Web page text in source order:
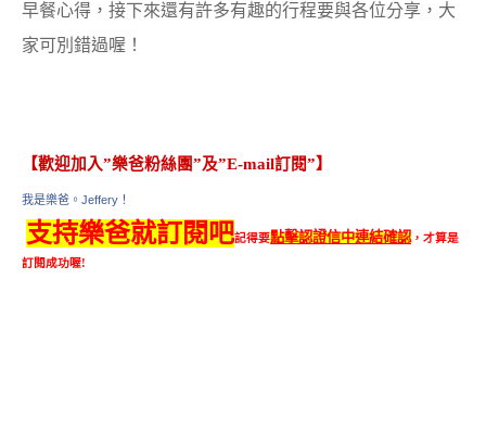
早餐心得，接下來還有許多有趣的行程要與各位分享，大
家可別錯過喔！
【歡迎加入”樂爸粉絲團”及”E-mail訂閱”】
我是樂爸。Jeffery！
支持樂爸就訂閱吧記得要點擊認證信中連結確認，才算是
訂閱成功喔!